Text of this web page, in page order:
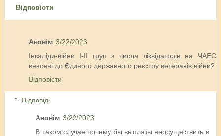
Відповісти
Анонім 3/22/2023
Інваліди-війни І-ІІ груп з числа ліквідаторів на ЧАЕС
внесені до Єдиного державного реєстру ветеранів війни?
Відповісти
Відповіді
Анонім 3/22/2023
В таком случае почему бы выплаты неосуществить в